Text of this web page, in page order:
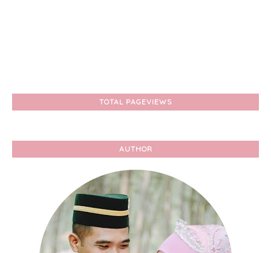
TOTAL PAGEVIEWS
AUTHOR